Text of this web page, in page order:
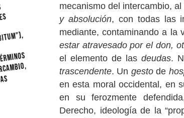
mecanismo del intercambio,
y absolución, con todas las
mediante, contaminando a la
estar atravesado por el don,
el elemento de las deudas.
trascendente. Un gestode
en esta moral occidental, en
en su ferozmente
Derecho, ideología de la